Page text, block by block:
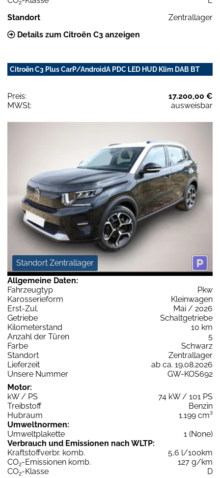
2
Standort
Zentrallager
Details zum Citroën C3 anzeigen
Citroën C3 Plus CarP/AndroidA PDC LED HUD Klim DAB BT
Preis:
17.200,00 €
MWSt:
ausweisbar
Standort Zentrallager
Allgemeine Daten:
Fahrzeugtyp
Pkw
Karosserieform
Kleinwagen
Erst-Zul.
Mai / 2026
Getriebe
Schaltgetriebe
Kilometerstand
10 km
Anzahl der Türen
5
Farbe
Schwarz
Standort
Zentrallager
Lieferzeit
ab ca. 19.08.2026
Unsere Nummer
GW-KOS692
Motor:
kW / PS
74 kW / 101 PS
Treibstoff
Benzin
Hubraum
1.199 cm³
Umweltnormen:
Umweltplakette
1 (None)
Verbrauch und Emissionen nach WLTP:
Kraftstoffverbr. komb.
5,6 l/100km
CO2-Emissionen komb.
127 g/km
CO2-Klasse
D